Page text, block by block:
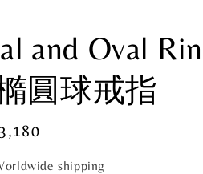
and Oval
圓球戒指
shipping